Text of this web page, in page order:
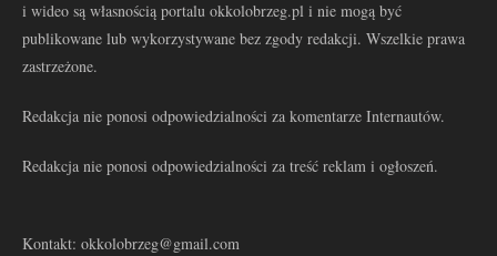
i wideo są własnością portalu okkolobrzeg.pl i nie mogą być
publikowane lub wykorzystywane bez zgody redakcji. Wszelkie prawa
zastrzeżone.
Redakcja nie ponosi odpowiedzialności za komentarze Internautów.
Redakcja nie ponosi odpowiedzialności za treść reklam i ogłoszeń.
Kontakt: okkolobrzeg@gmail.com